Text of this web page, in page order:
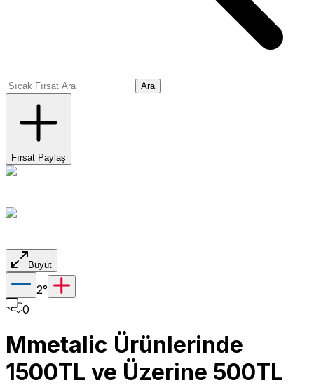
Ara
Fırsat Paylaş
Büyüt
2°
0
Mmetalic Ürünlerinde
1500TL ve Üzerine 500TL